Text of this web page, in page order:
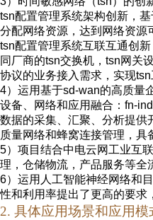
tsn配置管理系统架构创新 ， 基
分配网络资源，达到网络资源
tsn配置管理系统互联互通创新
同厂商的tsn交换机， tsn网关
协议的业务接入需求，实现tsn
4）运用基于sd-wan的高质量
设备、网络和应用融合： fn-ind
数据的采集、汇聚、分析提供
质量网络和蜂窝连接管理，具
5）项目结合中电云网 工业互
理，仓储物流，产品服务等全
6）运用人工智能神经网络和
性和利用率提出了更高的要求
2. 具体应用场景和应用模